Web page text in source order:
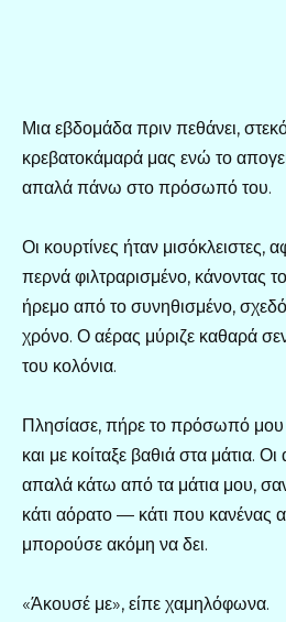
Μια εβδομάδα πριν πεθάνει,
κρεβατοκάμαρά μας ενώ το
απαλά πάνω στο πρόσωπό του.
Οι κουρτίνες ήταν μισόκλειστες,
περνά φιλτραρισμένο, κάνοντας
ήρεμο από το συνηθισμένο,
χρόνο. Ο αέρας μύριζε καθαρά
του κολόνια.
Πλησίασε, πήρε το πρόσωπό μου
και με κοίταξε βαθιά στα μάτια. Οι
απαλά κάτω από τα μάτια μου,
κάτι αόρατο — κάτι που κανένας
μπορούσε ακόμη να δει.
«Άκουσέ με», είπε χαμηλόφωνα.